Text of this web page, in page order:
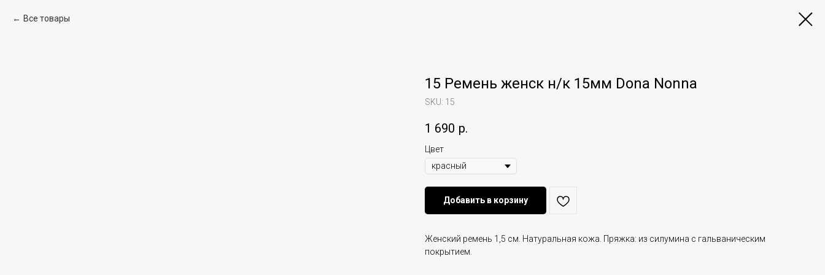
Все товары
15 Ремень женск н/к 15мм Dona Nonna
SKU: 15
1 690 р.
Цвет
Добавить в корзину
Женский ремень 1,5 см. Натуральная кожа. Пряжка: из силумина с гальваническим
покрытием.